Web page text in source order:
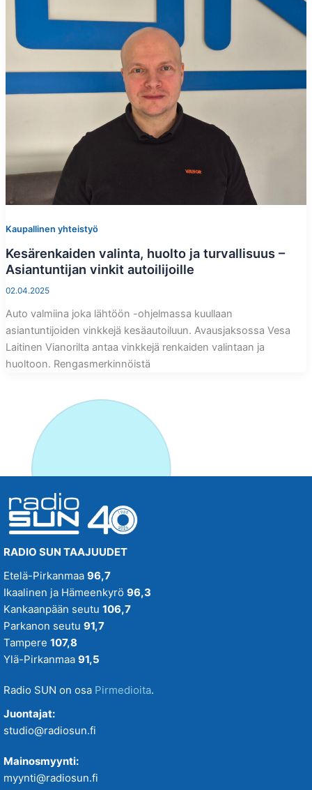
Kaupallinen yhteistyö
Kesärenkaiden valinta, huolto ja turvallisuus –
Asiantuntijan vinkit autoilijoille
02.04.2025
Auto valmiina joka lähtöön -ohjelmassa kuullaan
asiantuntijoiden vinkkejä kesäautoiluun. Avausjaksossa Vesa
Laitinen Vianorilta antaa vinkkejä renkaiden valintaan ja
huoltoon. Rengasmerkinnöistä
RADIO SUN TAAJUUDET
Etelä-Pirkanmaa 96,7
Ikaalinen ja Hämeenkyrö 96,3
Kankaanpään seutu 106,7
Parkanon seutu 91,7
Tampere 107,8
Ylä-Pirkanmaa 91,5
Radio SUN on osa Pirmedioita.
Juontajat:
studio@radiosun.fi
Mainosmyynti:
myynti@radiosun.fi